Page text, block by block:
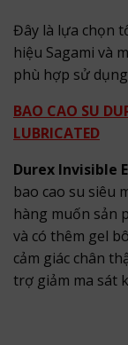
Đây là lựa chọn
hiệu Sagami và
phù hợp sử
BAO CAO SU
LUBRICATED
Durex Invisible
bao cao su siêu
hàng muốn sản
và có thêm gel
cảm giác chân
trợ giảm ma sát